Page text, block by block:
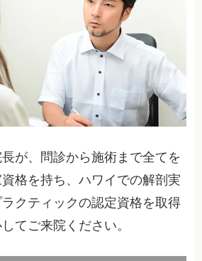
が、問診から施術まで全てを
格を持ち、ハワイでの解剖実
クティックの認定資格を取得
てご来院ください。